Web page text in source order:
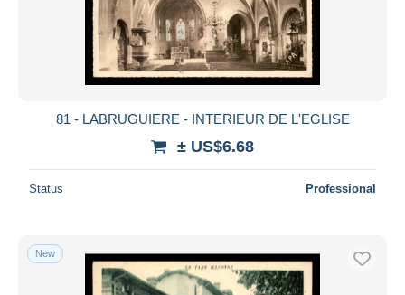
81 - LABRUGUIERE - INTERIEUR DE L'EGLISE
± US$6.68
Status Professional
New